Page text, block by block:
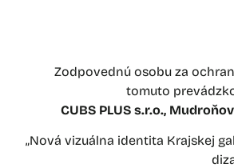
Zodpovednú osobu za
tomuto
CUBS PLUS s.r.o.,
„Nová vizuálna identita Krajskej